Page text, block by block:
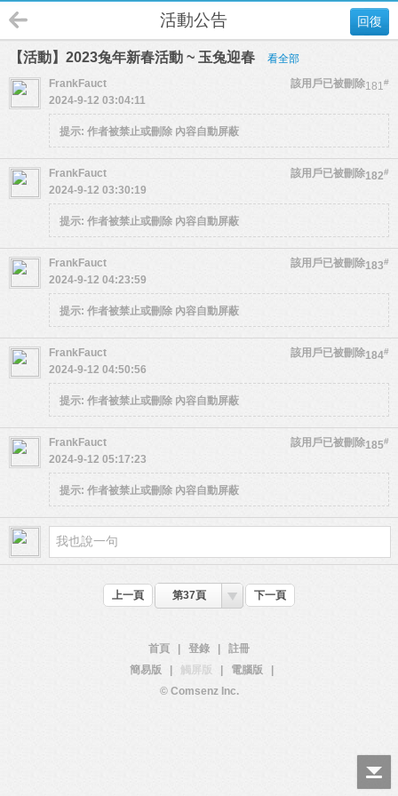
回復
活動公告
【活動】2023兔年新春活動 ~ 玉兔迎春 看全部
181#
FrankFauct
該用戶已被刪除
2024-9-12 03:04:11
提示: 作者被禁止或刪除 內容自動屏蔽
182#
FrankFauct
該用戶已被刪除
2024-9-12 03:30:19
提示: 作者被禁止或刪除 內容自動屏蔽
183#
FrankFauct
該用戶已被刪除
2024-9-12 04:23:59
提示: 作者被禁止或刪除 內容自動屏蔽
184#
FrankFauct
該用戶已被刪除
2024-9-12 04:50:56
提示: 作者被禁止或刪除 內容自動屏蔽
185#
FrankFauct
該用戶已被刪除
2024-9-12 05:17:23
提示: 作者被禁止或刪除 內容自動屏蔽
上一頁 第37頁 下一頁
首頁 登錄
註冊
簡易版
觸屏版 電腦版
© Comsenz Inc.